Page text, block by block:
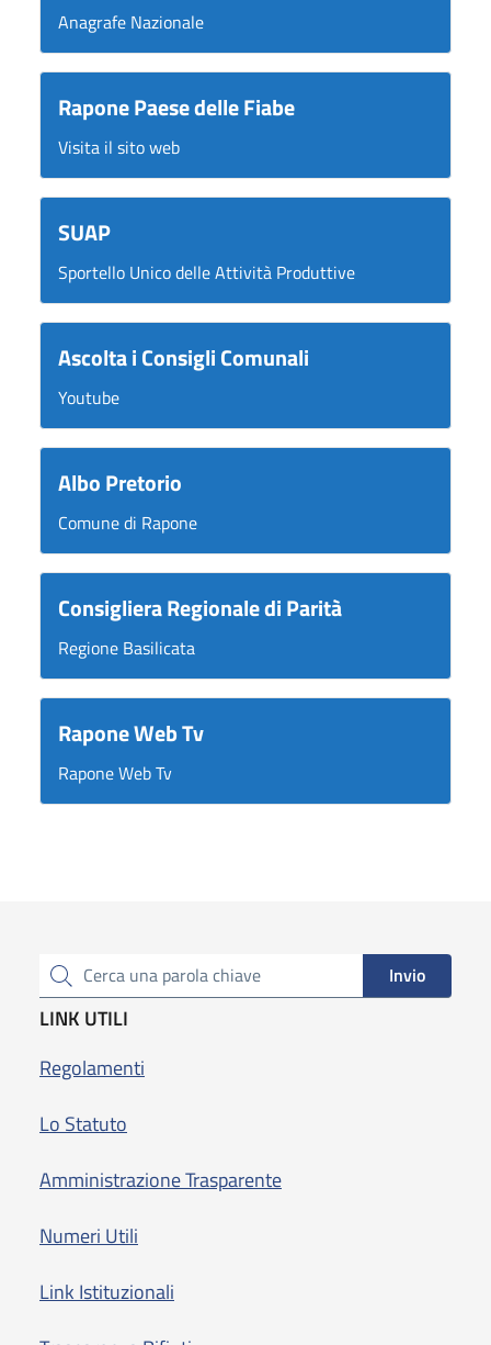
Anagrafe Nazionale
Rapone Paese delle Fiabe
Visita il sito web
SUAP
Sportello Unico delle Attività Produttive
Ascolta i Consigli Comunali
Youtube
Albo Pretorio
Comune di Rapone
Consigliera Regionale di Parità
Regione Basilicata
Rapone Web Tv
Rapone Web Tv
Cerca una parola chiave Invio
LINK UTILI
Regolamenti
Lo Statuto
Amministrazione Trasparente
Numeri Utili
Link Istituzionali